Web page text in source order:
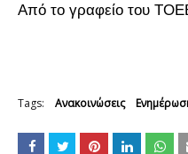
Από το γραφείο του
Tags: Ανακοινώσεις